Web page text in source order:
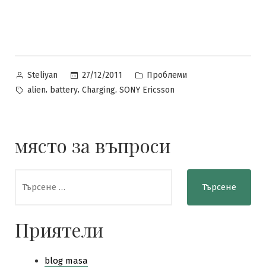
Posted
by
Steliyan 27/12/2011
Posted
in
Проблеми
Tags:
alien, battery, Charging, SONY Ericsson
място за въпроси
за:
Приятели
blog masa